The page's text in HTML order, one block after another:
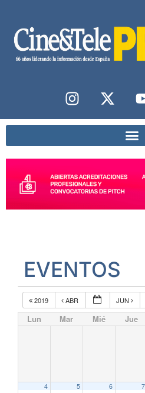
EVENTOS
2019 ABR JUN
Lun Mar Mié Jue
4 5 6 7